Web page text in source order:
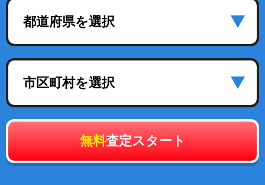
都道府県を選択
市区町村を選択
無料査定スタート